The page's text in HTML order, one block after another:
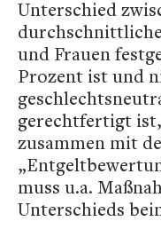
Unterschied
und Frauen
Prozent ist und
gerechtfertigt
zusammen mit
muss u.a.
Unterschieds